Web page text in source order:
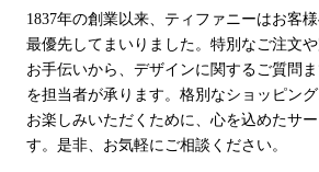
1837年の創業以来、ティファニーはお客
最優先してまいりました。特別なご注文
お手伝いから、デザインに関するご質問
を担当者が承ります。格別なショッピン
お楽しみいただくために、心を込めたサ
す。是非、お気軽にご相談ください。